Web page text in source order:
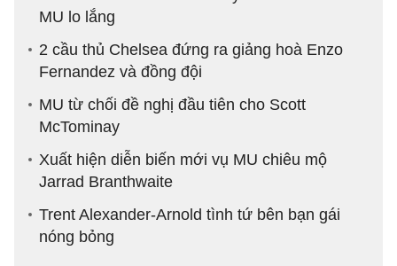
MU lo lắng
2 cầu thủ Chelsea đứng ra giảng hoà Enzo
Fernandez và đồng đội
MU từ chối đề nghị đầu tiên cho Scott
McTominay
Xuất hiện diễn biến mới vụ MU chiêu mộ
Jarrad Branthwaite
Trent Alexander-Arnold tình tứ bên bạn gái
nóng bỏng